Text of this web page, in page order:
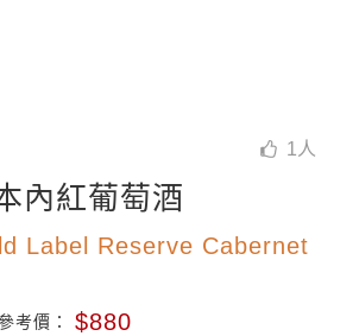
1 人
內紅葡萄酒
Label Reserve Cabernet
考價： $880